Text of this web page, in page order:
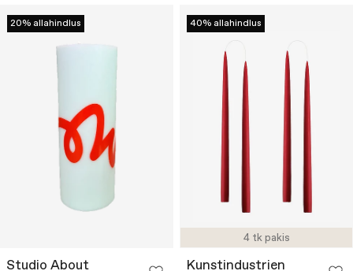
20% allahindlus
Studio About
4 tk pakis
40% allahindlus
Kunstindustrien